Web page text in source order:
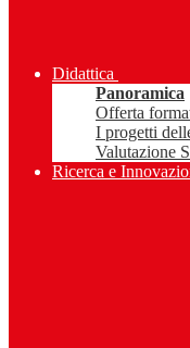
Didattica
Panoramica
Offerta
I progetti
Valutazione
Ricerca e